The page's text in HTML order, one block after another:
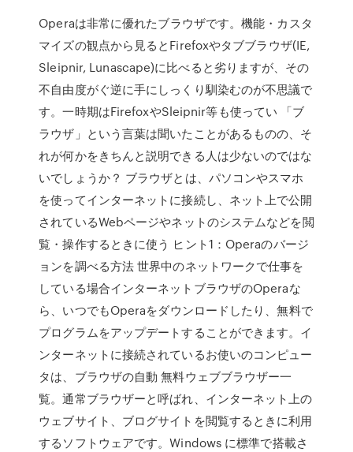
Operaは非常に優れたブラウザです。機能・カスタ
マイズの観点から見るとFirefoxやタブブラウザ(IE,
Sleipnir, Lunascape)に比べると劣りますが、その
不自由度がぐ逆に手にしっくり馴染むのが不思議で
す。一時期はFirefoxやSleipnir等も使ってい 「ブ
ラウザ」という言葉は聞いたことがあるものの、そ
れが何かをきちんと説明できる人は少ないのではな
いでしょうか？ ブラウザとは、パソコンやスマホ
を使ってインターネットに接続し、ネット上で公開
されているWebページやネットのシステムなどを閲
覧・操作するときに使う ヒント1：Operaのバージ
ョンを調べる方法 世界中のネットワークで仕事を
している場合インターネットブラウザのOperaな
ら、いつでもOperaをダウンロードしたり、無料で
プログラムをアップデートすることができます。イ
ンターネットに接続されているお使いのコンピュー
タは、ブラウザの自動 無料ウェブブラウザー一
覧。通常ブラウザーと呼ばれ、インターネット上の
ウェブサイト、ブログサイトを閲覧するときに利用
するソフトウェアです。Windows に標準で搭載さ